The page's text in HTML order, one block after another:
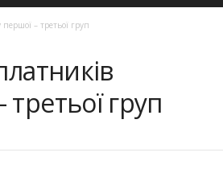
– третьої груп
груп